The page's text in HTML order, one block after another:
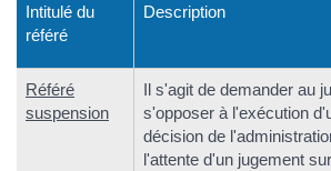
Intitulé du
référé
Description
Référé
suspension
Il s'agit de demander au
s'opposer à l'exécution
décision de
l'attente d'un jugement